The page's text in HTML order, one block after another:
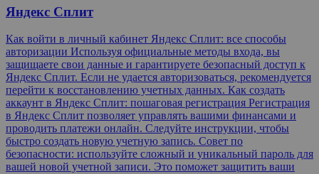
Яндекс Сплит
Как войти в личный кабинет Яндекс Сплит: все способы
авторизации Используя официальные методы входа, вы
защищаете свои данные и гарантируете безопасный доступ к
Яндекс Сплит. Если не удается авторизоваться, рекомендуется
перейти к восстановлению учетных данных. Как создать
аккаунт в Яндекс Сплит: пошаговая регистрация Регистрация
в Яндекс Сплит позволяет управлять вашими финансами и
проводить платежи онлайн. Следуйте инструкции, чтобы
быстро создать новую учетную запись. Совет по
безопасности: используйте сложный и уникальный пароль для
вашей новой учетной записи. Это поможет защитить ваши